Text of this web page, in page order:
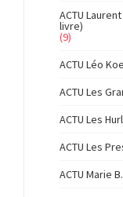
ACTU
livre)
(9)
ACTU Léo
ACTU Les
ACTU Les
ACTU Les
ACTU Marie